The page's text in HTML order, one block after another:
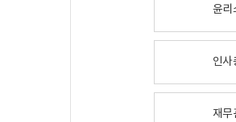
윤리
인사
재무